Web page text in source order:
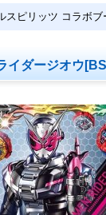
スピリッツ コラボブ
イダージオウ